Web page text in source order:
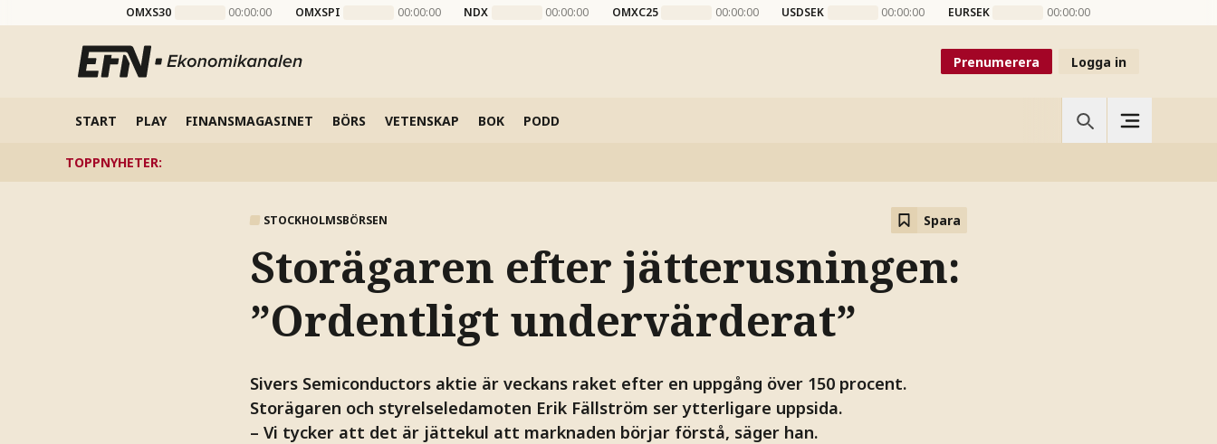
OMXS30 00:00:00 OMXSPI 00:00:00 NDX 00:00:00 OMXC25 00:00:00 USDSEK 00:00:00 EURSEK 00:00:00
Prenumerera Logga in
START PLAY FINANSMAGASINET BÖRS VETENSKAP BOK PODD
TOPPNYHETER:
STOCKHOLMSBÖRSEN Spara
Storägaren efter jätterusningen:
”Ordentligt undervärderat”
Sivers Semiconductors aktie är veckans raket efter en uppgång över 150 procent.
Storägaren och styrelseledamoten Erik Fällström ser ytterligare uppsida.
– Vi tycker att det är jättekul att marknaden börjar förstå, säger han.